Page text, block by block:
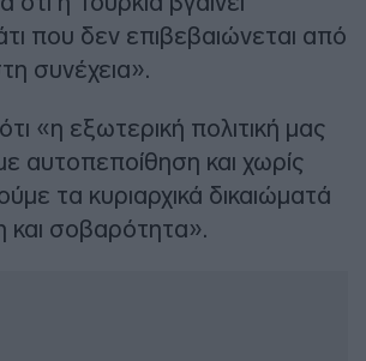
που δεν επιβεβαιώνεται από
συνέχεια».
«η εξωτερική πολιτική μας
αυτοπεποίθηση και χωρίς
τα κυριαρχικά δικαιώματά
και σοβαρότητα».